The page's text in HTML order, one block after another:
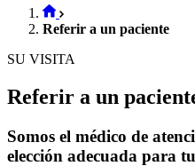
Referir a un paciente
SU VISITA
Referir a un
Somos el médico de
elección adecuada para